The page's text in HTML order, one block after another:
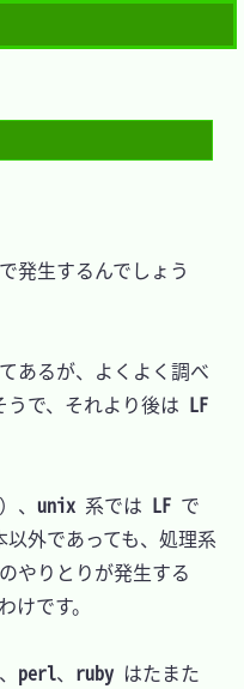
発生するんでしょう
あるが、よくよく調べ
うで、それより後は LF
、 unix 系では LF
以外であっても、処理系
やりとりが発生する
です。
perl、 ruby